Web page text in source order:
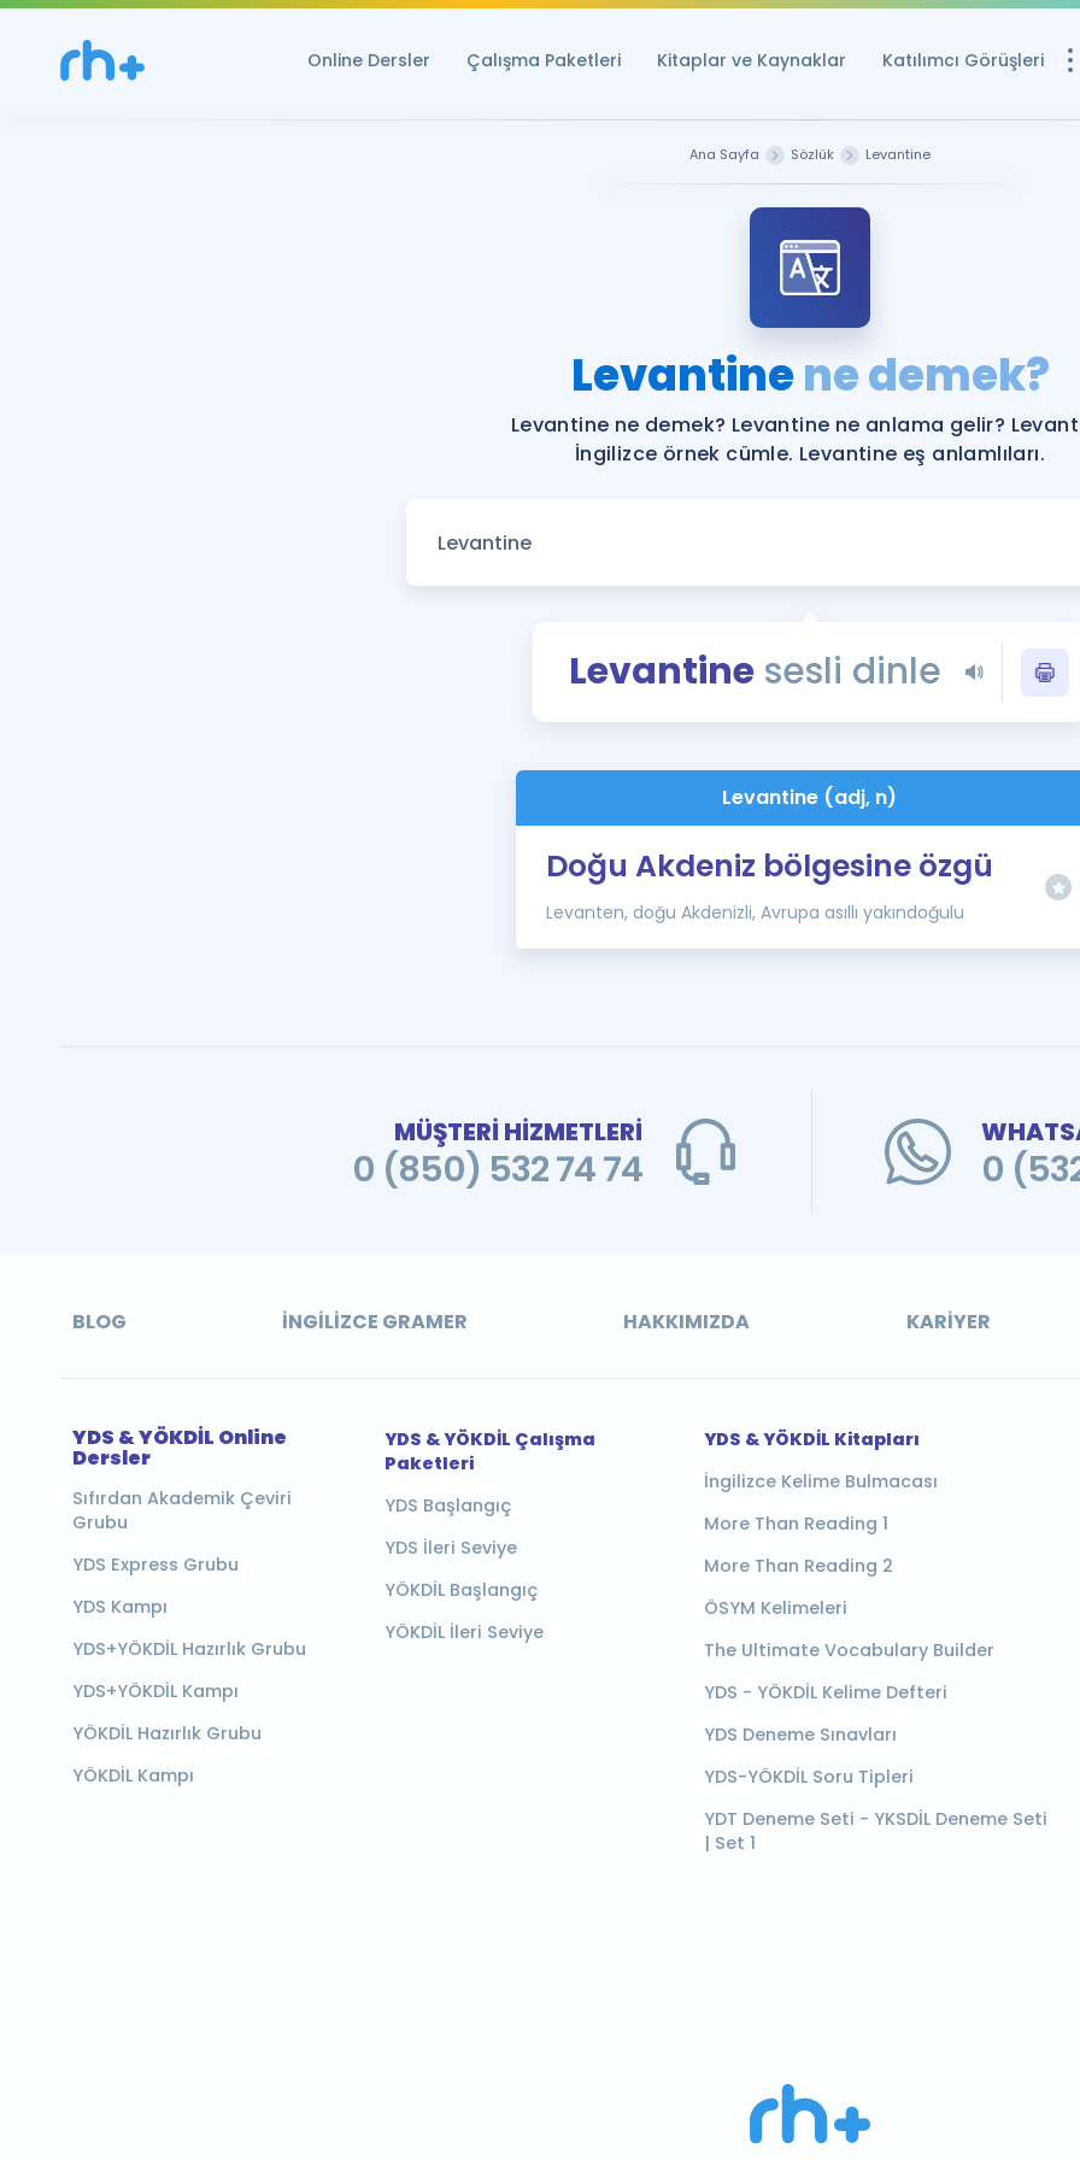
Online Dersler Çalışma Paketleri Kitaplar ve Kaynaklar Katılımcı Görüşleri
YDS ve YÖKDİL
YDS ve YÖKDİL'e
Tüm ÖSYM
YDS - YÖKDİL
İngilizce Gramer
Ana Sayfa Sözlük Levantine
Levantinene demek?
Levantine ne demek? Levantine ne anlama gelir?
İngilizce örnek cümle. Levantine eş anlamlıları.
Levantinesesli dinle
Levantine (adj, n)
Doğu Akdeniz bölgesine özgü
Levanten, doğu Akdenizli, Avrupa asıllı yakındoğulu
MÜŞTERİ HİZMETLERİ
0 (850) 532 74 74 0
BLOG İNGILIZCE GRAMER HAKKIMIZDA KARIYER
YDS & YÖKDİL Online
Dersler
Sıfırdan Akademik Çeviri
Grubu
YDS Express Grubu
YDS Kampı
YDS+YÖKDİL Hazırlık Grubu
YDS+YÖKDİL Kampı
YÖKDİL Hazırlık Grubu
YÖKDİL Kampı
YDS & YÖKDİL Çalışma
Paketleri
YDS Başlangıç
YDS İleri Seviye
YÖKDİL Başlangıç
YÖKDİL İleri Seviye
YDS & YÖKDİL Kitapları
İngilizce Kelime Bulmacası
More Than Reading 1
More Than Reading 2
ÖSYM Kelimeleri
The Ultimate Vocabulary Builder
YDS - YÖKDİL Kelime Defteri
YDS Deneme Sınavları
YDS-YÖKDİL Soru Tipleri
YDT Deneme Seti - YKSDİL Deneme Seti
| Set 1